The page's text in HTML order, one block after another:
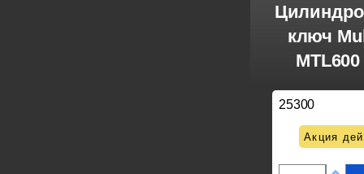
ключ
25300
Акция